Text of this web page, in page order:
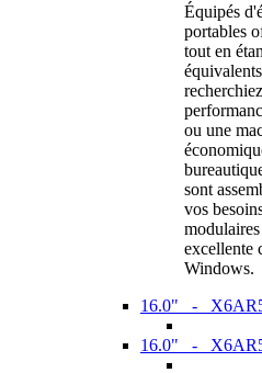
Équipés
portables
tout en
ou une
sont
vos
excellente
Windows.
16.0" -
16.0" -